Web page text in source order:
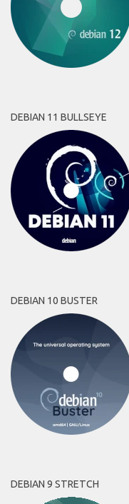
DEBIAN 11 BULLSEYE
DEBIAN 10 BUSTER
DEBIAN 9 STRETCH